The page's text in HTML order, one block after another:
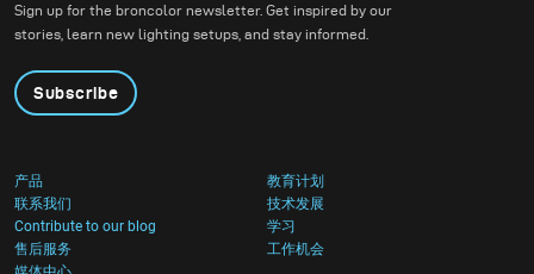
Sign up for the broncolor newsletter. Get inspired by our
stories, learn new lighting setups, and stay informed.
Subscribe
产品
教育计划
联系我们
技术发展
Contribute to our blog
学习
售后服务
工作机会